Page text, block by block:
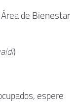
de Bienestar
)
espere